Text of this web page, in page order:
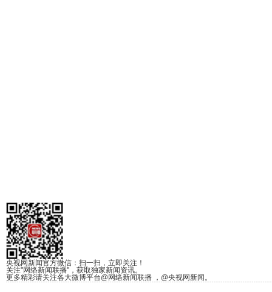
央视网新闻官方微信：扫一扫，立即关注！
关注"网络新闻联播"，获取独家新闻资讯。
更多精彩请关注各大微博平台@网络新闻联播 ，@央视网新闻。